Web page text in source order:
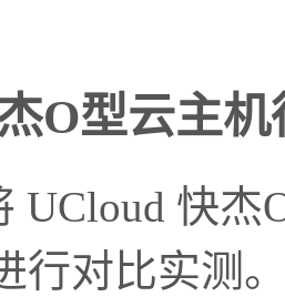
O型云主机
UCloud 快
行对比实测